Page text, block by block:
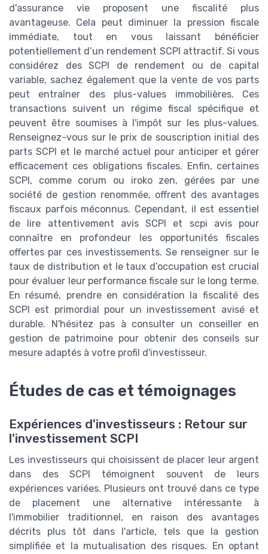
d'assurance vie proposent une fiscalité plus
avantageuse. Cela peut diminuer la pression fiscale
immédiate, tout en vous laissant bénéficier
potentiellement d’un rendement SCPI attractif. Si vous
considérez des SCPI de rendement ou de capital
variable, sachez également que la vente de vos parts
peut entraîner des plus-values immobilières. Ces
transactions suivent un régime fiscal spécifique et
peuvent être soumises à l'impôt sur les plus-values.
Renseignez-vous sur le prix de souscription initial des
parts SCPI et le marché actuel pour anticiper et gérer
efficacement ces obligations fiscales. Enfin, certaines
SCPI, comme corum ou iroko zen, gérées par une
société de gestion renommée, offrent des avantages
fiscaux parfois méconnus. Cependant, il est essentiel
de lire attentivement avis SCPI et scpi avis pour
connaître en profondeur les opportunités fiscales
offertes par ces investissements. Se renseigner sur le
taux de distribution et le taux d’occupation est crucial
pour évaluer leur performance fiscale sur le long terme.
En résumé, prendre en considération la fiscalité des
SCPI est primordial pour un investissement avisé et
durable. N'hésitez pas à consulter un conseiller en
gestion de patrimoine pour obtenir des conseils sur
mesure adaptés à votre profil d'investisseur.
Études de cas et témoignages
Expériences d'investisseurs : Retour sur
l'investissement SCPI
Les investisseurs qui choisissent de placer leur argent
dans des SCPI témoignent souvent de leurs
expériences variées. Plusieurs ont trouvé dans ce type
de placement une alternative intéressante à
l'immobilier traditionnel, en raison des avantages
décrits plus tôt dans l'article, tels que la gestion
simplifiée et la mutualisation des risques. En optant